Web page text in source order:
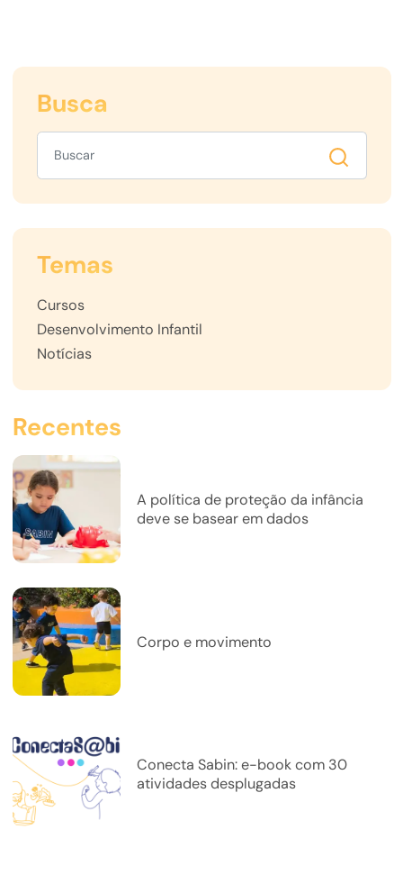
Busca
Temas
Cursos
Desenvolvimento Infantil
Notícias
Recentes
A política de proteção da infância
deve se basear em dados
Corpo e movimento
Conecta Sabin: e-book com 30
atividades desplugadas